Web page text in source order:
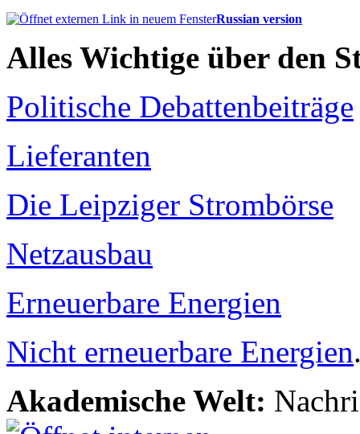
Russian version
Alles Wichtige über den
Politische Debattenbeiträge
Lieferanten
Die Leipziger Strombörse
Netzausbau
Erneuerbare Energien
Nicht erneuerbare Energien
Akademische Welt: